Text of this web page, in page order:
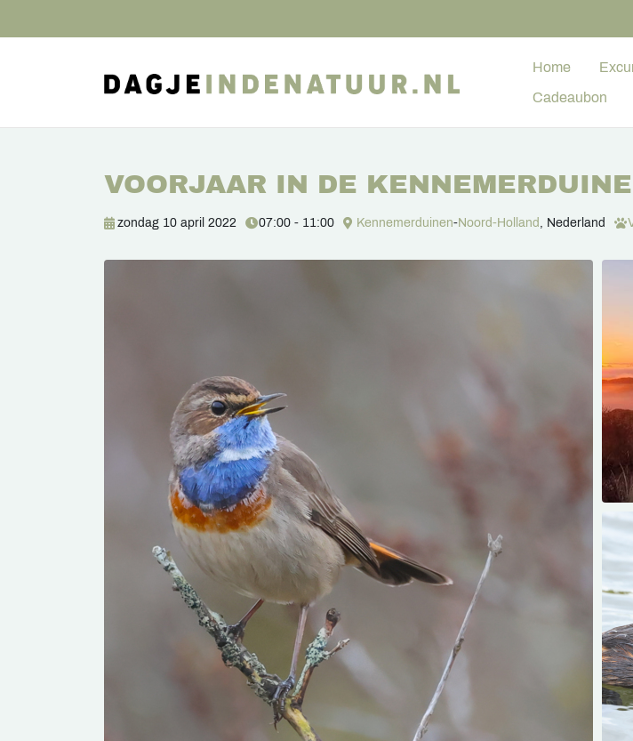
Home
Cadeaubon
VOORJAAR IN DE
zondag 10 april 2022 07:00 - 11:00 Kennemerduinen-Noord-Holland , Nederland